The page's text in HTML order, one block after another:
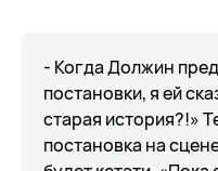
- Когда Должин
постановки, я ей
старая история?!»
постановка на